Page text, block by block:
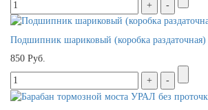
Подшипник шариковый (коробка
850 Руб.